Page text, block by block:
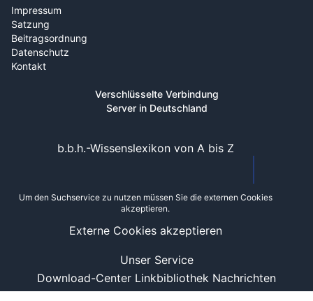
Impressum
Satzung
Beitragsordnung
Datenschutz
Kontakt
Verschlüsselte Verbindung
Server in Deutschland
Unser Service
Download-Center Linkbibliothek Nachrichten
b.b.h.-Wissenslexikon von A bis Z
Um den Suchservice zu nutzen müssen Sie die externen Cookies
akzeptieren.
Externe Cookies akzeptieren